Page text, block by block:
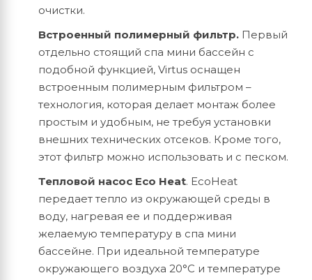
очистки.
Встроенный полимерный фильтр. Первый
отдельно стоящий спа мини бассейн с
подобной функцией, Virtus оснащен
встроенным полимерным фильтром –
технология, которая делает монтаж более
простым и удобным, не требуя установки
внешних технических отсеков. Кроме того,
этот фильтр можно использовать и с песком.
Тепловой насос Eco Heat. EcoHeat
передает тепло из окружающей среды в
воду, нагревая ее и поддерживая
желаемую температуру в спа мини
бассейне. При идеальной температуре
окружающего воздуха 20°C и температуре